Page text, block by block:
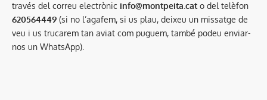
través del correu electrònic info@montpeita.cat o del telèfon
620564449 (si no l’agafem, si us plau, deixeu un missatge de
veu i us trucarem tan aviat com puguem, també podeu enviar-
nos un WhatsApp).